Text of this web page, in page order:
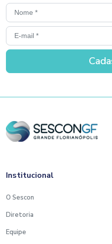
Institucional
O Sescon
Diretoria
Equipe